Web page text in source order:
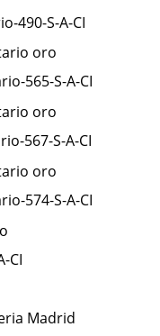
490-S-A-CI
565-S-A-CI
567-S-A-CI
574-S-A-CI
CI